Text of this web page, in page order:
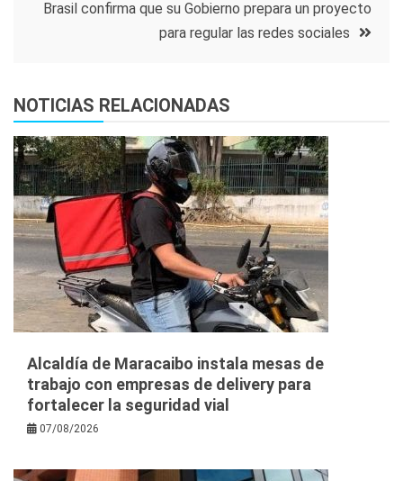
entradas
Brasil confirma que su Gobierno prepara un proyecto
para regular las redes sociales
NOTICIAS RELACIONADAS
Alcaldía de Maracaibo instala mesas de
trabajo con empresas de delivery para
fortalecer la seguridad vial
07/08/2026